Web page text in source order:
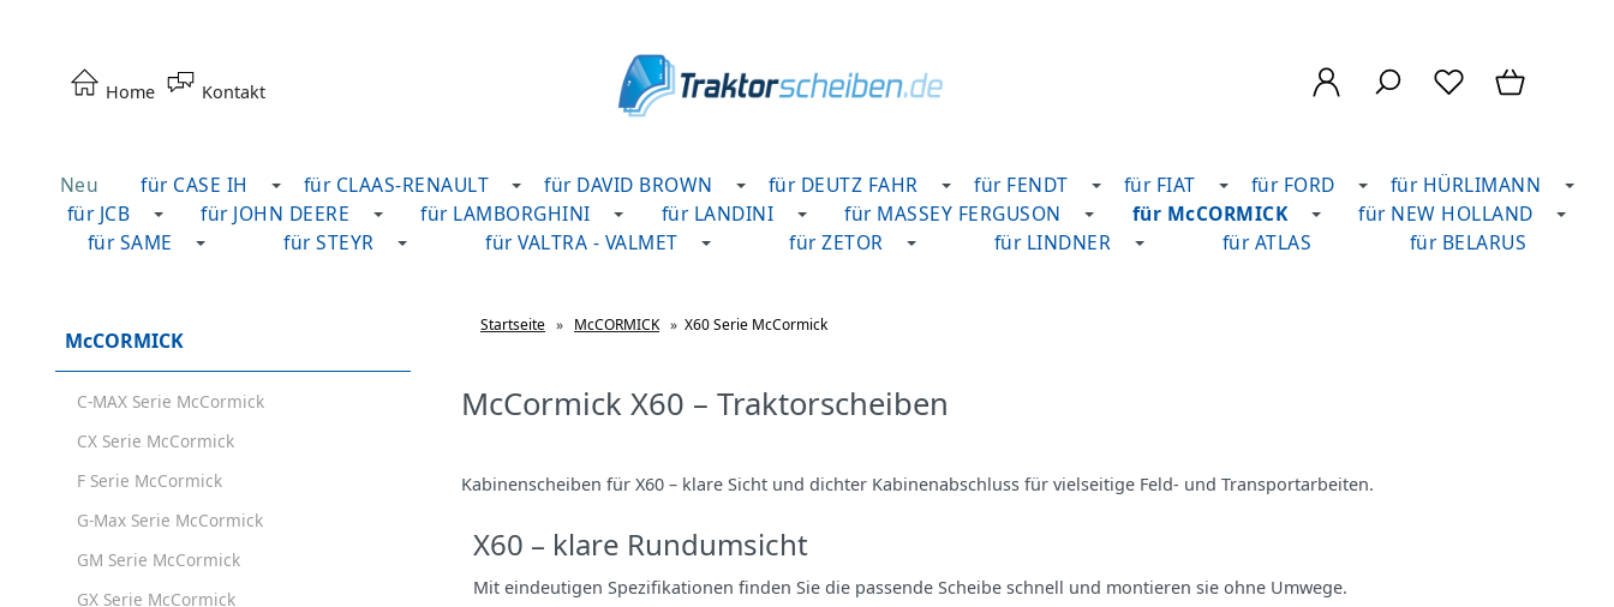
Home Kontakt
Neu für CASE IH für CLAAS-RENAULT für DAVID BROWN für DEUTZ FAHR für FENDT für FIAT für FORD
für HÜRLIMANN
für JCB
für JOHN DEERE für LAMBORGHINI für LANDINI für MASSEY FERGUSON für McCORMICK
für NEW HOLLAND
für SAME
für STEYR für VALTRA - VALMET für ZETOR für LINDNER für ATLAS für BELARUS
McCORMICK
C-MAX Serie McCormick
CX Serie McCormick
F Serie McCormick
G-Max Serie McCormick
GM Serie McCormick
GX Serie McCormick
Startseite » McCORMICK » X60 Serie McCormick
McCormick X60 – Traktorscheiben
Kabinenscheiben für X60 – klare Sicht und dichter Kabinenabschluss für vielseitige Feld‑ und Transportarbeiten.
X60 – klare Rundumsicht
Mit eindeutigen Spezifikationen finden Sie die passende Scheibe schnell und montieren sie ohne Umwege.